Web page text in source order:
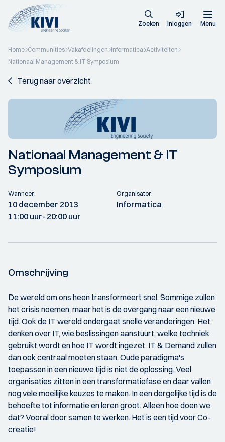
Zoeken Inloggen Menu
Home Communities Vakafdelingen Informatica Activiteiten
Nationaal Management & IT Symposium
Terug naar overzicht
Nationaal Management & IT
Symposium
Wanneer:
10 december 2013
11:00 uur- 20:00 uur
Organisator:
Informatica
Omschrijving
De wereld om ons heen transformeert snel. Sommige zullen
het crisis noemen, maar het is de overgang naar een nieuwe
tijd. Ook de IT wereld ondergaat snelle veranderingen. Het
denken over IT, wie beslissingen aanstuurt, welke techniek
gebruikt wordt en hoe IT wordt ingezet. IT & Demand zullen
dan ook centraal moeten staan. Oude paradigma's
toepassen in een nieuwe tijd is niet de oplossing. Veel
organisaties zitten in een transformatiefase en daar vallen
nog vele moeilijke keuzes te maken. In een dergelijke tijd is de
behoefte tot informatie en leren groot. Alleen hoe doen we
dat? Vooral door samen te werken. Het is een tijd voor Co-
creatie!